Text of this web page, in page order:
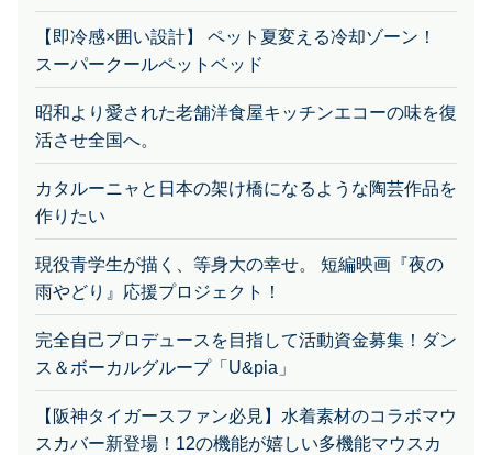
【即冷感×囲い設計】 ペット夏変える冷却ゾーン！
スーパークールペットベッド
昭和より愛された老舗洋食屋キッチンエコーの味を復
活させ全国へ。
カタルーニャと日本の架け橋になるような陶芸作品を
作りたい
現役青学生が描く、等身大の幸せ。 短編映画『夜の
雨やどり』応援プロジェクト！
完全自己プロデュースを目指して活動資金募集！ダン
ス＆ボーカルグループ「U&pia」
【阪神タイガースファン必見】水着素材のコラボマウ
スカバー新登場！12の機能が嬉しい多機能マウスカ